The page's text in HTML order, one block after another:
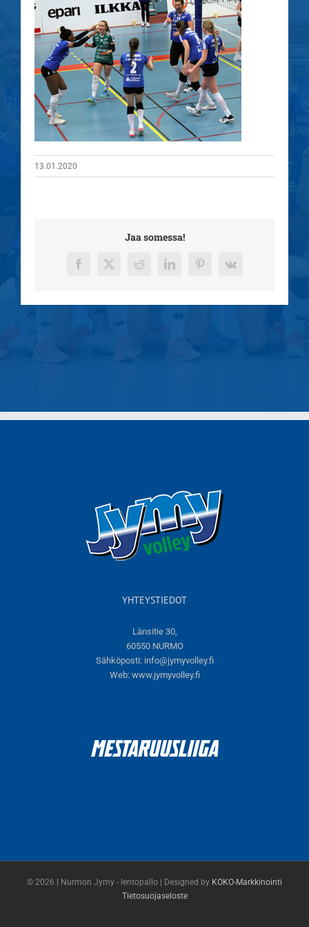
13.01.2020
Jaa somessa!
Facebook
X RedditLinkedInPinterest
Vk
YHTEYSTIEDOT
Länsitie 30,
60550 NURMO
Sähköposti: info@jymyvolley.fi
Web: www.jymyvolley.fi
© 2026 | Nurmon Jymy - lentopallo | Designed by KOKO-Markkinointi
Tietosuojaseloste